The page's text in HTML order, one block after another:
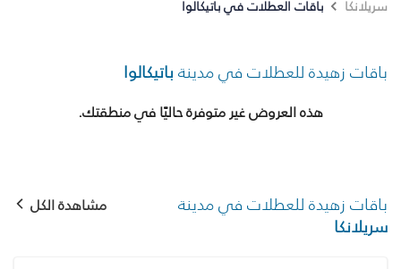
سريلانكا
باقات العطلات في باتيكالوا
باقات زهيدة للعطلات في مدينة باتيكالوا
هذه العروض غير متوفرة حاليًا في منطقتك.
باقات زهيدة للعطلات في مدينة
سريلانكا
مشاهدة الكل